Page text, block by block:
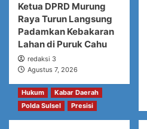
Ketua DPRD Murung
Raya Turun Langsung
Padamkan Kebakaran
Lahan di Puruk Cahu
redaksi 3
Agustus 7, 2026
Hukum
Kabar Daerah
Polda Sulsel
Presisi